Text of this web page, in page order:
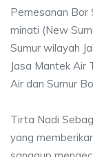
Pemesanan Bor
minati (New
Sumur wilayah
Jasa Mantek Air
Air dan Sumur
Tirta Nadi
yang